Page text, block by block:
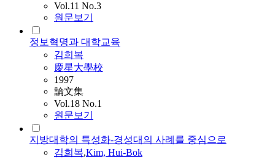
Vol.11 No.3
원문보기
정보혁명과 대학교육
김희복
慶星大學校
1997
論文集
Vol.18 No.1
원문보기
지방대학의 특성화-경성대의 사례를 중심으로
김희복,Kim, Hui-Bok